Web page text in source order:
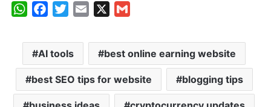
W
a
s
A
p
c
e
b
o
o
i
t
t
e
r
a
l
a
i
l
AI tools best online earning website
best SEO tips for website blogging tips